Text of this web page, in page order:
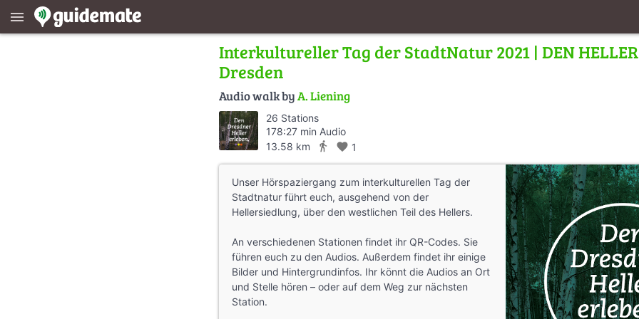
menu
Interkultureller Tag der StadtNatur 2021 | DEN HELLER
Dresden
Audio walk byA. Liening
26 Stations
178:27 min Audio
13.58 km
directions_walk favorite 1
Unser Hörspaziergang zum interkulturellen Tag der
Stadtnatur führt euch, ausgehend von der
Hellersiedlung, über den westlichen Teil des Hellers.
An verschiedenen Stationen findet ihr QR-Codes. Sie
führen euch zu den Audios. Außerdem findet ihr einige
Bilder und Hintergrundinfos. Ihr könnt die Audios an Ort
und Stelle hören – oder auf dem Weg zur nächsten
Station.